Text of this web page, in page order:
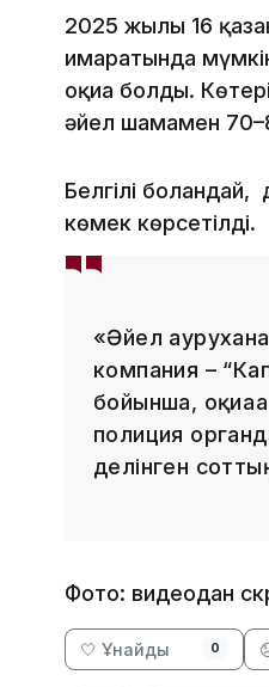
2025 жылғы 16
ғимаратында
оқиға болды.
әйел шамамен
Белгілі
көмек көрсетілді.
«Әйел
компания –
бойынша,
полиция
делінген
Фото: видеодан
🤍 Ұнайды 0